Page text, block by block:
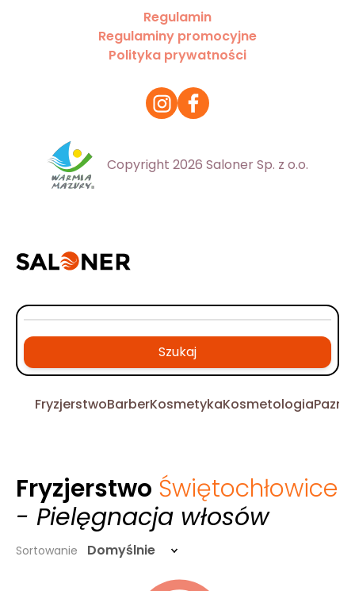
Regulamin
Regulaminy promocyjne
Polityka prywatności
Copyright 2026 Saloner Sp. z o.o.
Szukaj
FryzjerstwoBarberKosmetykaKosmetologia
Fryzjerstwo Świętochłowice
- Pielęgnacja włosów
Sortowanie Domyślnie